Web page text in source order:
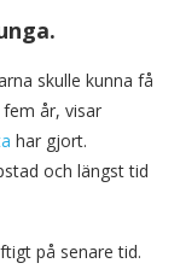
skulle kunna få
år, visar
har gjort.
och längst tid
på senare tid.